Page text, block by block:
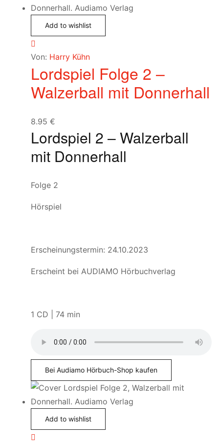
Add to wishlist
Von: Harry Kühn
Lordspiel Folge 2 –
Walzerball mit Donnerhall
8.95 €
Lordspiel 2 – Walzerball
mit Donnerhall
Folge 2
Hörspiel
Erscheinungstermin: 24.10.2023
Erscheint bei AUDIAMO Hörbuchverlag
1 CD | 74 min
Bei Audiamo Hörbuch-Shop kaufen
Add to wishlist